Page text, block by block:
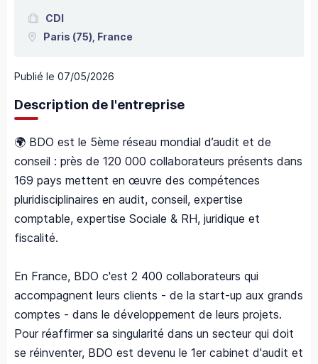
CDI
Paris (75), France
Publié le 07/05/2026
Description de l'entreprise
🌍 BDO est le 5ème réseau mondial d’audit et de
conseil : près de 120 000 collaborateurs présents dans
169 pays mettent en œuvre des compétences
pluridisciplinaires en audit, conseil, expertise
comptable, expertise Sociale & RH, juridique et
fiscalité.
En France, BDO c'est 2 400 collaborateurs qui
accompagnent leurs clients - de la start-up aux grands
comptes - dans le développement de leurs projets.
Pour réaffirmer sa singularité dans un secteur qui doit
se réinventer, BDO est devenu le 1er cabinet d'audit et